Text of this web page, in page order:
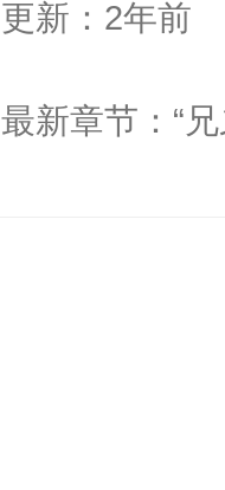
更新：2年前
最新章节：“